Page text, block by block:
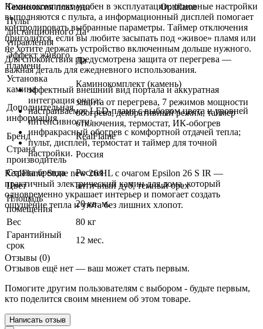
Каминокомплект удобен в эксплуатации: основные настройки
выполняются с пульта, а информационный дисплей помогает
контролировать выбранные параметры. Таймер отключения
пригодится, если вы любите засыпать под «живое» пламя или
не хотите держать устройство включенным дольше нужного.
Для спокойствия предусмотрена защита от перегрева —
важная деталь для ежедневного использования.
эффектный внешний вид портала и аккуратная
интеграция очага;
настраиваемое LED-пламя с выбором цвета и уровней
интенсивности;
инфракрасный обогрев с комфортной отдачей тепла;
пульт, дисплей, термостат и таймер для точной
настройки.
RealFlame Stone new 26/HL с очагом Epsilon 26 S IR —
практичный электрический камин для дома, который
одновременно украшает интерьер и помогает создать
ощущение тепла и уюта без лишних хлопот.
Технология пламени
Optiflame
Пульт
дистанционного
управления
Да
Эффект живого
пламени
Да
Установка
камина
Каминокомплект (камень)
Дополнительная
информация
защита от перегрева, 7 режимов мощности
обогрева, декоративный режим, таймер
отключения, термостат, ИК-обогрев
Бренд
RealFlame
Страна
производитель
Россия
Страна бренда
Россия
Цвет
античный дуб,темный орех
Площадь
помещения
20 кв. м.
Вес
80 кг
Гарантийный
срок
12 мес.
Отзывы (0)
Отзывов ещё нет — ваш может стать первым.
Помогите другим пользователям с выбором - будьте первым,
кто поделится своим мнением об этом товаре.
Написать отзыв